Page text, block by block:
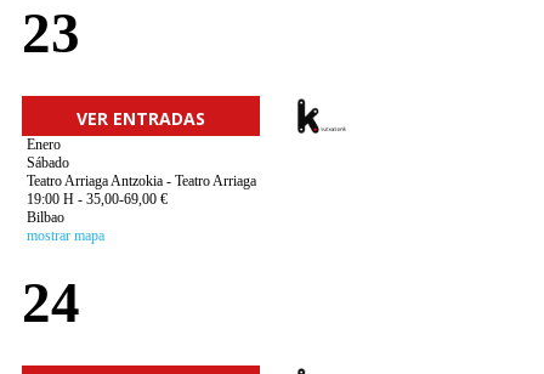
23
VER ENTRADAS
Enero
Sábado
Teatro Arriaga Antzokia - Teatro Arriaga
19:00 H - 35,00-69,00 €
Bilbao
mostrar mapa
24